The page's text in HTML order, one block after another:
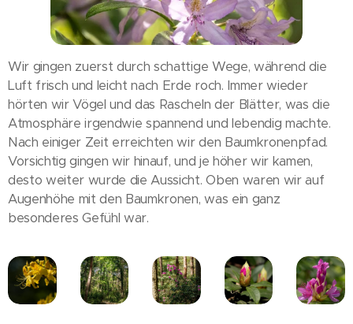
Wir gingen zuerst durch schattige Wege, während die
Luft frisch und leicht nach Erde roch. Immer wieder
hörten wir Vögel und das Rascheln der Blätter, was die
Atmosphäre irgendwie spannend und lebendig machte.
Nach einiger Zeit erreichten wir den Baumkronenpfad.
Vorsichtig gingen wir hinauf, und je höher wir kamen,
desto weiter wurde die Aussicht. Oben waren wir auf
Augenhöhe mit den Baumkronen, was ein ganz
besonderes Gefühl war.